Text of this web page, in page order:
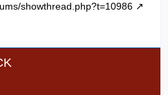
showthread.php?t=10986